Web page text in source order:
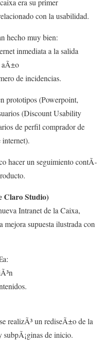
era su primer
con la usabilidad.
hecho muy bien:
inmediata a la salida
aÃ±o
de incidencias.
prototipos (Powerpoint,
(Discount Usability
de perfil comprador de
internet).
hacer un seguimiento contÃ­
Claro Studio)
Intranet de la Caixa,
supuesta ilustrada con
realizÃ³ un rediseÃ±o de la
subpÃ¡ginas de inicio.